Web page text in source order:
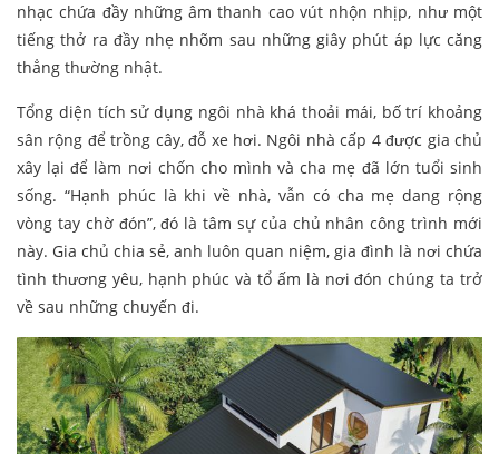
nhạc chứa đầy những âm thanh cao vút nhộn nhịp, như một
tiếng thở ra đầy nhẹ nhõm sau những giây phút áp lực căng
thẳng thường nhật.
Tổng diện tích sử dụng ngôi nhà khá thoải mái, bố trí khoảng
sân rộng để trồng cây, đỗ xe hơi. Ngôi nhà cấp 4 được gia chủ
xây lại để làm nơi chốn cho mình và cha mẹ đã lớn tuổi sinh
sống. “Hạnh phúc là khi về nhà, vẫn có cha mẹ dang rộng
vòng tay chờ đón”, đó là tâm sự của chủ nhân công trình mới
này. Gia chủ chia sẻ, anh luôn quan niệm, gia đình là nơi chứa
tình thương yêu, hạnh phúc và tổ ấm là nơi đón chúng ta trở
về sau những chuyến đi.